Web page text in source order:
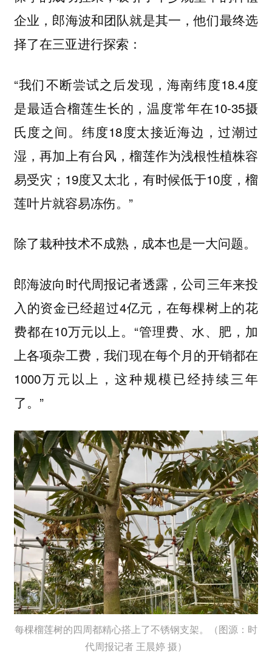
企业，郎海波和团队就是其一，他们最终选
择了在三亚进行探索：
“我们不断尝试之后发现，海南纬度18.4度
是最适合榴莲生长的，温度常年在10-35摄
氏度之间。纬度18度太接近海边，过潮过
湿，再加上有台风，榴莲作为浅根性植株容
易受灾；19度又太北，有时候低于10度，榴
莲叶片就容易冻伤。”
除了栽种技术不成熟，成本也是一大问题。
郎海波向时代周报记者透露，公司三年来投
入的资金已经超过4亿元，在每棵树上的花
费都在10万元以上。“管理费、水、肥，加
上各项杂工费，我们现在每个月的开销都在
1000万元以上，这种规模已经持续三年
了。”
每棵榴莲树的四周都精心搭上了不锈钢支架。（图源：时
代周报记者 王晨婷 摄）